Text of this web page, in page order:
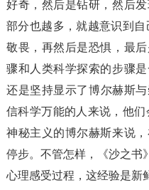
好奇，然后是钻研，然后
部分也越多，就越意识到
敬畏，再然后是恐惧，最
骤和人类科学探索的步骤
还是坚持显示了博尔赫斯
信科学万能的人来说，他
神秘主义的博尔赫斯来说
停步。不管怎样，《沙之书
心理感受过程，这经验是新